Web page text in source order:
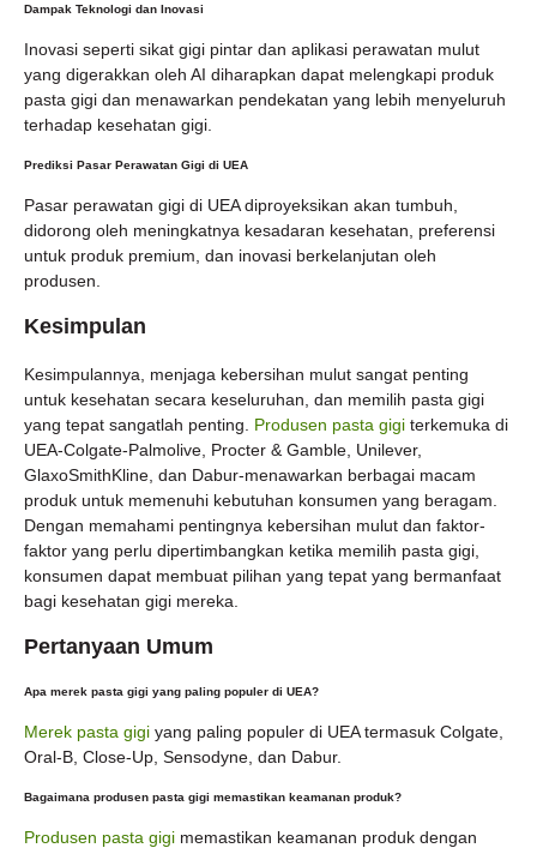
Dampak Teknologi dan Inovasi
Inovasi seperti sikat gigi pintar dan aplikasi perawatan mulut
yang digerakkan oleh AI diharapkan dapat melengkapi produk
pasta gigi dan menawarkan pendekatan yang lebih menyeluruh
terhadap kesehatan gigi.
Prediksi Pasar Perawatan Gigi di UEA
Pasar perawatan gigi di UEA diproyeksikan akan tumbuh,
didorong oleh meningkatnya kesadaran kesehatan, preferensi
untuk produk premium, dan inovasi berkelanjutan oleh
produsen.
Kesimpulan
Kesimpulannya, menjaga kebersihan mulut sangat penting
untuk kesehatan secara keseluruhan, dan memilih pasta gigi
yang tepat sangatlah penting. Produsen pasta gigi terkemuka di
UEA-Colgate-Palmolive, Procter & Gamble, Unilever,
GlaxoSmithKline, dan Dabur-menawarkan berbagai macam
produk untuk memenuhi kebutuhan konsumen yang beragam.
Dengan memahami pentingnya kebersihan mulut dan faktor-
faktor yang perlu dipertimbangkan ketika memilih pasta gigi,
konsumen dapat membuat pilihan yang tepat yang bermanfaat
bagi kesehatan gigi mereka.
Pertanyaan Umum
Apa merek pasta gigi yang paling populer di UEA?
Merek pasta gigi yang paling populer di UEA termasuk Colgate,
Oral-B, Close-Up, Sensodyne, dan Dabur.
Bagaimana produsen pasta gigi memastikan keamanan produk?
Produsen pasta gigi memastikan keamanan produk dengan